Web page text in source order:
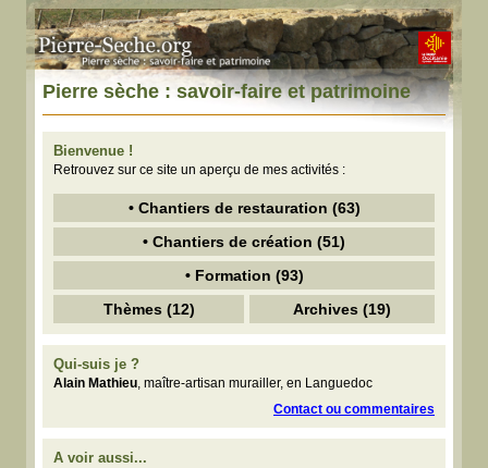
Pierre sèche : savoir-faire et patrimoine
Bienvenue !
Retrouvez sur ce site un aperçu de mes activités :
• Chantiers de restauration (63)
• Chantiers de création (51)
• Formation (93)
Thèmes (12)
Archives (19)
Qui-suis je ?
Alain Mathieu, maître-artisan murailler, en Languedoc
Contact ou commentaires
A voir aussi...